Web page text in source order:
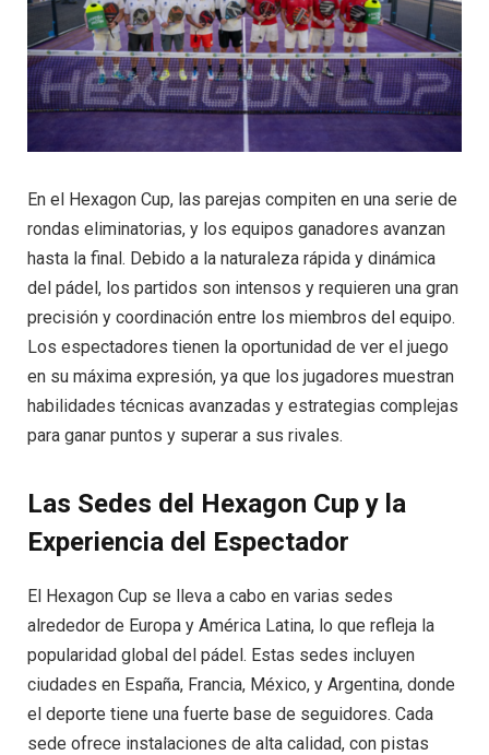
En el Hexagon Cup, las parejas compiten en una serie de
rondas eliminatorias, y los equipos ganadores avanzan
hasta la final. Debido a la naturaleza rápida y dinámica
del pádel, los partidos son intensos y requieren una gran
precisión y coordinación entre los miembros del equipo.
Los espectadores tienen la oportunidad de ver el juego
en su máxima expresión, ya que los jugadores muestran
habilidades técnicas avanzadas y estrategias complejas
para ganar puntos y superar a sus rivales.
Las Sedes del Hexagon Cup y la
Experiencia del Espectador
El Hexagon Cup se lleva a cabo en varias sedes
alrededor de Europa y América Latina, lo que refleja la
popularidad global del pádel. Estas sedes incluyen
ciudades en España, Francia, México, y Argentina, donde
el deporte tiene una fuerte base de seguidores. Cada
sede ofrece instalaciones de alta calidad, con pistas